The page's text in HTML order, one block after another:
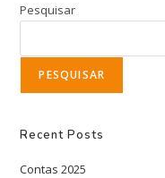
Pesquisar
PESQUISAR
Recent Posts
Contas 2025